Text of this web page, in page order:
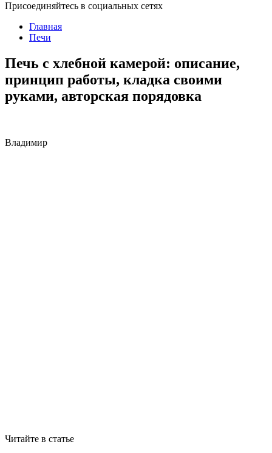
Присоединяйтесь в социальных сетях
Главная
Печи
Печь с хлебной камерой: описание,
принцип работы, кладка своими
руками, авторская порядовка
Владимир
Читайте в статье